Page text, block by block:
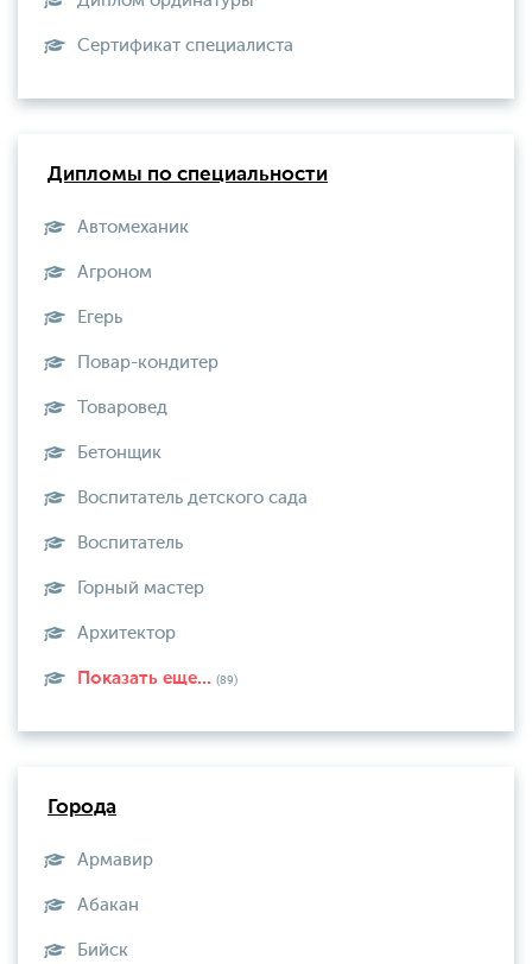
Сертификат специалиста
Дипломы по специальности
Автомеханик
Агроном
Егерь
Повар-кондитер
Товаровед
Бетонщик
Воспитатель детского сада
Воспитатель
Горный мастер
Архитектор
Показать еще... (89)
Города
Армавир
Абакан
Бийск